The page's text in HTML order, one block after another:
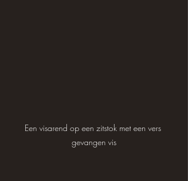
Een visarend op een zitstok met een vers
gevangen vis